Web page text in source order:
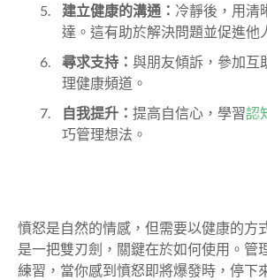
建立健康的溝通： 冷靜後，用清
達。這有助於解決問題並促進他
尋求支持： 與朋友傾訴，參加互
理健康頻道。
自我提升： 提高自信心，學習認
巧管理想法。
憤怒是自然的情感，但需要以健康的方
是一把雙刃劍，關鍵在於如何使用。管
練習，當你感到憤怒即將爆發時，停下